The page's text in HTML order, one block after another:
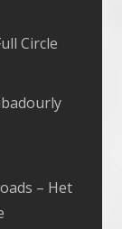
Circle
– Het